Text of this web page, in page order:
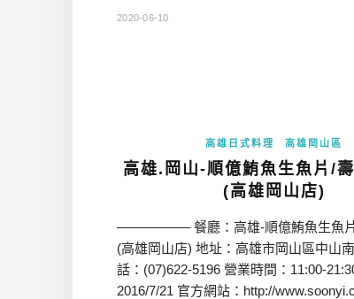
2020-06-10
高雄日式料理 高雄岡山區
高雄.岡山-順億鮪魚生魚片/
(高雄岡山店)
—————– 餐廳：高雄-順億鮪魚生魚
(高雄岡山店) 地址：高雄市岡山區中山
話：(07)622-5196 營業時間：11:00-
2016/7/21 官方網站：http://